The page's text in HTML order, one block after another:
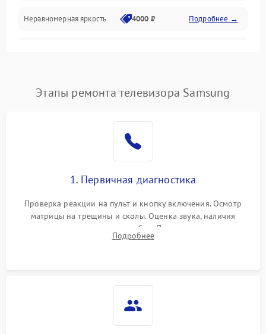
Программное обеспечение
Сеть и подключения
Неравномерная яркость 4000 ₽ Подробнее →
Этапы ремонта телевизора Samsung
1. Первичная диагностика
Проверка реакции на пульт и кнопку включения. Осмотр
матрицы на трещины и сколы. Оценка звука, наличия
подсветки и индикаторов ошибок. Подключение тестовых
источников сигнала для выявления симптомов поломки.
Подробнее